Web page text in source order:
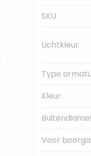
SKU
Lichtkleur
Type
Kleur
Voor